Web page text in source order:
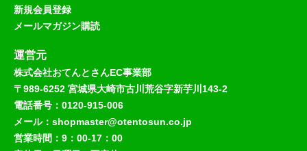
新規会員登録
メールマガジン購読
運営元
株式会社おてんとさんEC事業部
〒989-6252 宮城県大崎市古川荒谷字新芋川143-2
電話番号：0120-915-006
メール：shopmaster@otentosun.co.jp
営業時間：9：00-17：00